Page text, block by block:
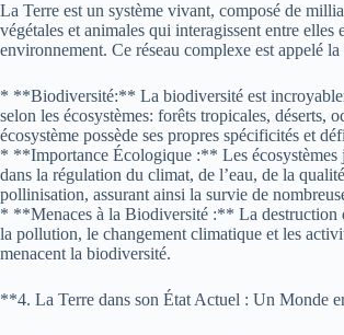
La Terre est un système vivant, composé de
végétales et animales qui interagissent entre elles
environnement. Ce réseau complexe est appelé la
* **Biodiversité:** La biodiversité est
selon les écosystèmes: forêts tropicales, déserts,
écosystème possède ses propres spécificités et
* **Importance Écologique :** Les écosystèmes
dans la régulation du climat, de l’eau, de la
pollinisation, assurant ainsi la survie de
* **Menaces à la Biodiversité :** La destruction
la pollution, le changement climatique et les
menacent la biodiversité.
**4. La Terre dans son État Actuel : Un Monde